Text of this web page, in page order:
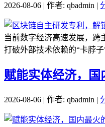
2026-08-06 | 作者: qbadmin |
当前数字经济高速发展，跨
打破外部技术依赖的“卡脖
赋能实体经济，
2026-08-06 | 作者: qbadmin |